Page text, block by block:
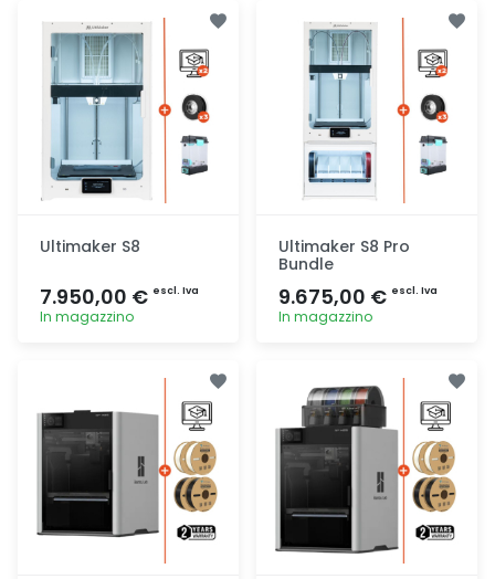
Ultimaker S8
7.950,00 € escl. Iva
In magazzino
Ultimaker S8 Pro
Bundle
9.675,00 € escl. Iva
In magazzino